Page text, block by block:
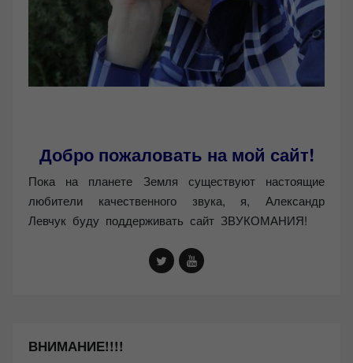
Добро пожаловать на мой сайт!
Пока на планете Земля существуют настоящие
любители качественного звука, я, Александр
Левчук буду поддерживать сайт ЗВУКОМАНИЯ!
ВНИМАНИЕ!!!!